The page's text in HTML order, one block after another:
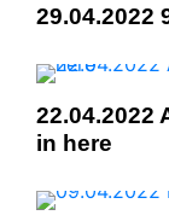
29.04.2022
22.04.2022
in here